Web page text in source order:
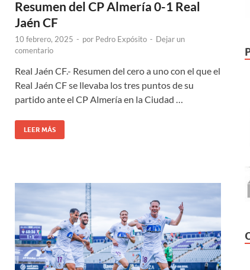
Resumen del CP Almería 0-1 Real
Jaén CF
10 febrero, 2025 - por Pedro Expósito - Dejar un
comentario
Real Jaén CF.- Resumen del cero a uno con el que el
Real Jaén CF se llevaba los tres puntos de su
partido ante el CP Almería en la Ciudad …
LEER MÁS